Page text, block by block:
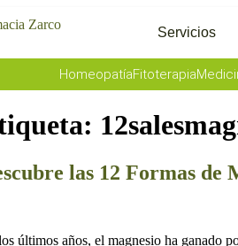
Servicios
HomeopatíaFitoterapia
las 12 Formas
últimos años, el magnesio ha ganado